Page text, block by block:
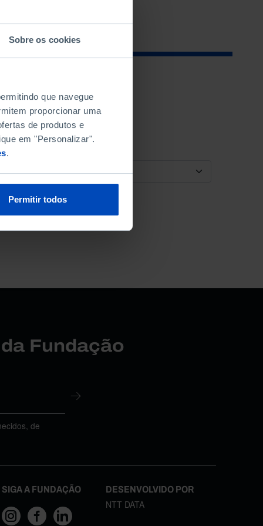
Sobre os cookies
que navegue
proporcionar uma
de produtos e
em "Personalizar".
.
Permitir todos
ORDENAR POR
Fundação
de
SIGA A FUNDAÇÃO DESENVOLVIDO POR
NTT DATA